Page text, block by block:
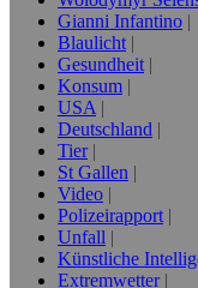
Gianni Infantino
Blaulicht
Gesundheit
Konsum
USA
Deutschland
Tier
St Gallen
Video
Polizeirapport
Unfall
Künstliche
Extremwetter